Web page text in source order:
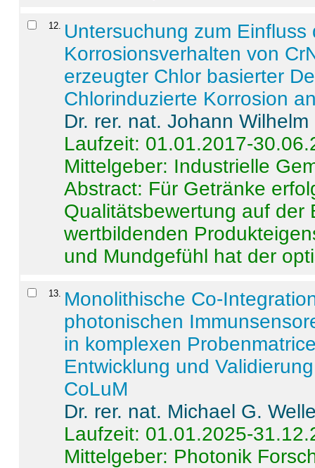
12
Untersuchung zum
Korrosionsverhalten von
erzeugter Chlor basierter
Chlorinduzierte Korrosion
Dr. rer. nat. Johann
Laufzeit: 01.01.2017-
Mittelgeber: Industrielle
Abstract: Für Getränke
Qualitätsbewertung auf der
wertbildenden
und Mundgefühl hat der
13
Monolithische Co-
photonischen
in komplexen
Entwicklung und
CoLuM
Dr. rer. nat. Michael G.
Laufzeit: 01.01.2025-
Mittelgeber: Photonik